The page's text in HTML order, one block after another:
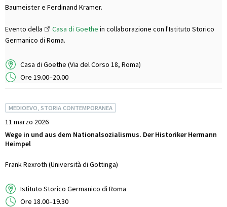
Baumeister e Ferdinand Kramer.
Evento della Casa di Goethe in collaborazione con l'Istituto Storico
Germanico di Roma.
Casa di Goethe (Via del Corso 18, Roma)
Ore 19.00–20.00
MEDIOEVO, STORIA CONTEMPORANEA
11 marzo 2026
Wege in und aus dem Nationalsozialismus. Der Historiker Hermann
Heimpel
Frank Rexroth (Università di Gottinga)
Istituto Storico Germanico di Roma
Ore 18.00–19.30